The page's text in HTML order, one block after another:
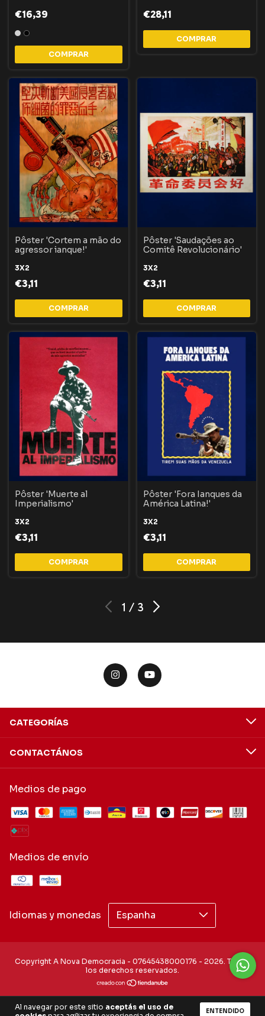
Al navegar por este sitio aceptás el uso de
ENTENDIDO
€16,39
COMPRAR
€28,11
COMPRAR
Pôster 'Cortem a mão do
agressor ianque!'
3X2
€3,11
COMPRAR
Pôster 'Saudações ao
Comitê Revolucionário'
3X2
€3,11
COMPRAR
Pôster 'Muerte al
Imperialismo'
3X2
€3,11
COMPRAR
Pôster 'Fora Ianques da
América Latina!'
3X2
€3,11
COMPRAR
1 / 3
CATEGORÍAS
CONTACTÁNOS
Medios de pago
Medios de envío
Idiomas y monedas
Copyright A Nova Democracia - 07645438000176 - 2026. Todos
los derechos reservados.